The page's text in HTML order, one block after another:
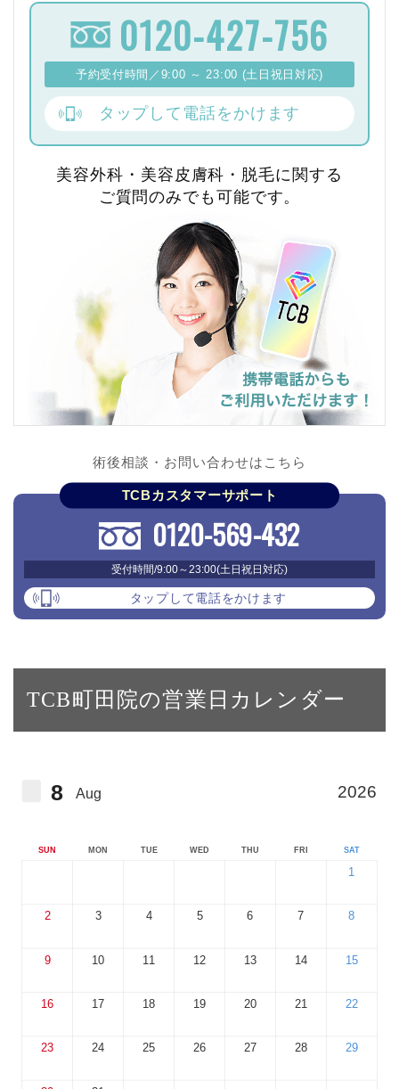
0120-427-756
予約受付時間／9:00 ～ 23:00 (土日祝日対応)
タップして電話をかけます
美容外科・美容皮膚科・脱毛に関する
ご質問のみでも可能です。
術後相談・お問い合わせはこちら
TCBカスタマーサポート
0120-569-432
受付時間/9:00～23:00(土日祝日対応)
タップして電話をかけます
TCB町田院の営業日カレンダー